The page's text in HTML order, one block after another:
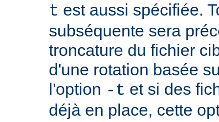
t est aussi spécifiée.
subséquente sera
troncature du fichier
d'une rotation basée
l'option -t et si des
déjà en place, cette